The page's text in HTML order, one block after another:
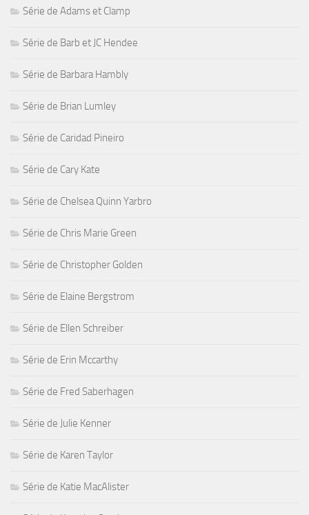
Série de Adams et Clamp
Série de Barb et JC Hendee
Série de Barbara Hambly
Série de Brian Lumley
Série de Caridad Pineiro
Série de Cary Kate
Série de Chelsea Quinn Yarbro
Série de Chris Marie Green
Série de Christopher Golden
Série de Elaine Bergstrom
Série de Ellen Schreiber
Série de Erin Mccarthy
Série de Fred Saberhagen
Série de Julie Kenner
Série de Karen Taylor
Série de Katie MacAlister